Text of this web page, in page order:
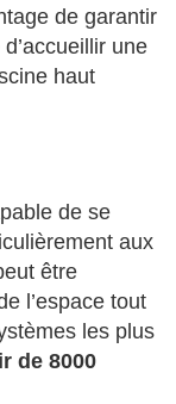
de garantir
une
haut
de se
aux
être
l’espace tout
les plus
de 8000